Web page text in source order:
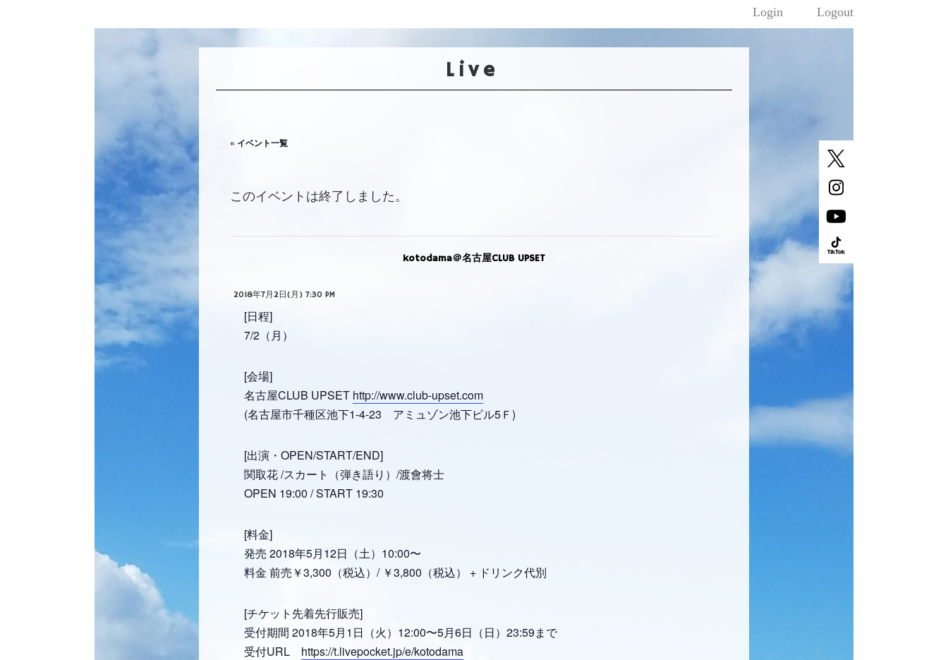
Login Logout
Live
« イベント一覧
このイベントは終了しました。
kotodama＠名古屋CLUB UPSET
2018年7月2日(月) 7:30 PM
[日程]
7/2（月）
[会場]
名古屋CLUB UPSET http://www.club-upset.com
(名古屋市千種区池下1-4-23 アミュゾン池下ビル5Ｆ)
[出演・OPEN/START/END]
関取花 /スカート（弾き語り）/渡會将士
OPEN 19:00 / START 19:30
[料金]
発売 2018年5月12日（土）10:00〜
料金 前売￥3,300（税込）/ ￥3,800（税込） + ドリンク代別
[チケット先着先行販売]
受付期間 2018年5月1日（火）12:00〜5月6日（日）23:59まで
受付URL https://t.livepocket.jp/e/kotodama